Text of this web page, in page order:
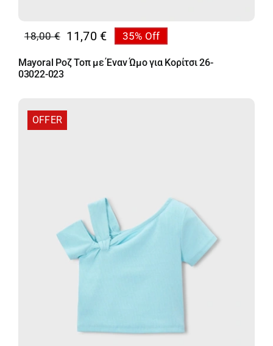
18,00€
Original
price
was:
11,70 €
Η
τρέχουσα
τιμή
35% Off
Mayoral Ροζ Τοπ με Έναν Ώμο για Κορίτσι 26-
03022-023
OFFER